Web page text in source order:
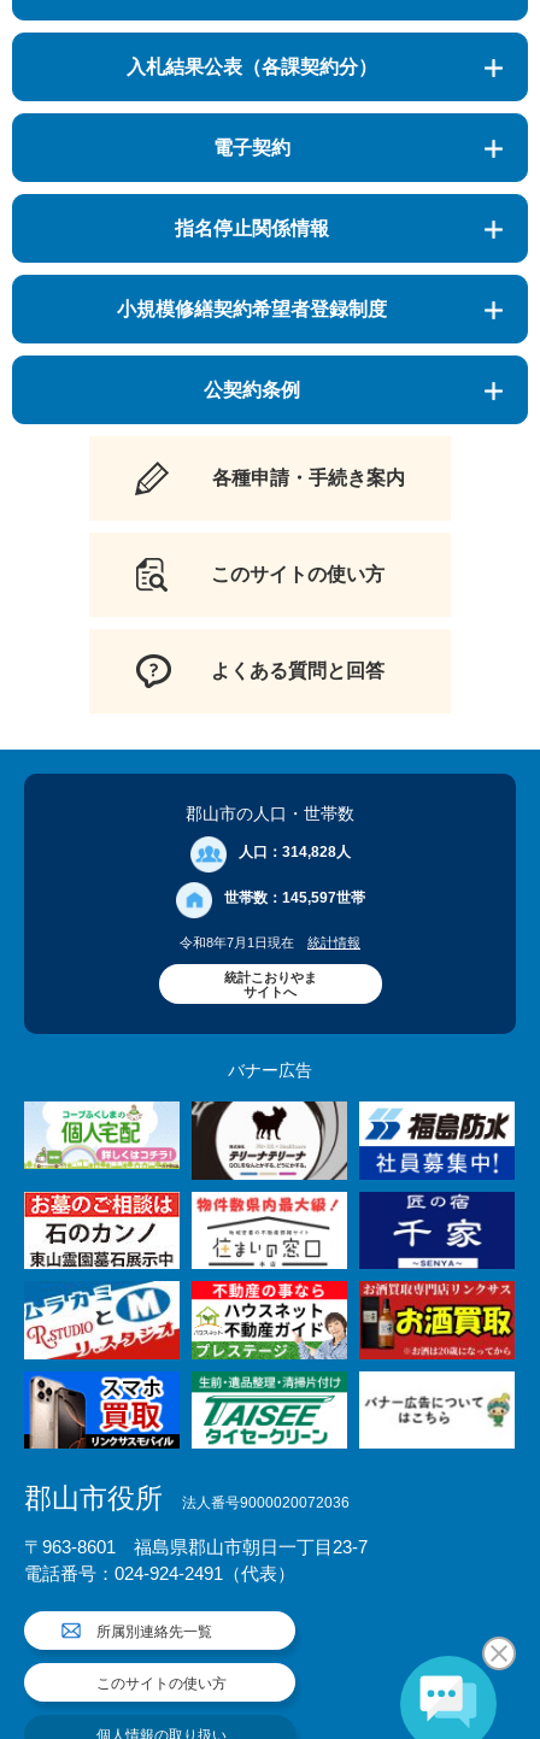
入札結果公表（各課契約分）
電子契約
指名停止関係情報
小規模修繕契約希望者登録制度
公契約条例
各種申請・手続き案内
このサイトの使い方
よくある質問と回答
郡山市の人口 ・世帯数
人口： 314,828人
世帯数： 145,597世帯
令和8年7月1日現在 統計情報
統計こおりやま
サイトへ
バナー広告
郡山市役所 法人番号9000020072036
〒963-8601 福島県郡山市朝日一丁目23-7
電話番号：024-924-2491（代表）
所属別連絡先一覧
このサイトの使い方